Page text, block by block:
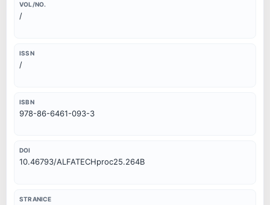
VOL/NO.
/
ISSN
/
ISBN
978-86-6461-093-3
DOI
10.46793/ALFATECHproc25.264B
STRANICE